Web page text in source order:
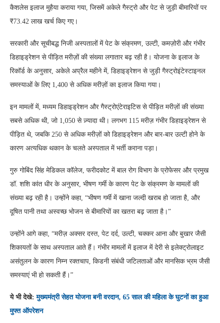
कैशलेस इलाज मुहैया कराया गया, जिसमें अकेले गैस्ट्रो और पेट से जुड़ी बीमारियों पर
₹73.42 लाख खर्च किए गए।
सरकारी और सूचीबद्ध निजी अस्पतालों में पेट के संक्रमण, उल्टी, कमज़ोरी और गंभीर
डिहाइड्रेशन से पीड़ित मरीज़ों की संख्या लगातार बढ़ रही है। योजना के इलाज के
रिकॉर्ड के अनुसार, अकेले अप्रैल महीने में, डिहाइड्रेशन से जुड़ी गैस्ट्रोइंटेस्टाइनल
समस्याओं के लिए 1,400 से अधिक मरीज़ों का इलाज किया गया।
इन मामलों में, मध्यम डिहाइड्रेशन और गैस्ट्रोएंटेराइटिस से पीड़ित मरीज़ों की संख्या
सबसे अधिक थी, जो 1,050 से ज़्यादा थी। लगभग 115 मरीज़ गंभीर डिहाइड्रेशन से
पीड़ित थे, जबकि 250 से अधिक मरीज़ों को डिहाइड्रेशन और बार-बार उल्टी होने के
कारण अत्यधिक थकान के चलते अस्पताल में भर्ती कराना पड़ा।
गुरु गोबिंद सिंह मेडिकल कॉलेज, फरीदकोट में बाल रोग विभाग के प्रोफेसर और प्रमुख
डॉ. शशि कांत धीर के अनुसार, भीषण गर्मी के कारण पेट के संक्रमण के मामलों की
संख्या बढ़ रही है। उन्होंने कहा, “भीषण गर्मी में खाना जल्दी खराब हो जाता है, और
दूषित पानी तथा अस्वच्छ भोजन से बीमारियों का खतरा बढ़ जाता है।”
उन्होंने आगे कहा, “मरीज़ अक्सर दस्त, पेट दर्द, उल्टी, चक्कर आना और बुखार जैसी
शिकायतों के साथ अस्पताल आते हैं। गंभीर मामलों में इलाज में देरी से इलेक्ट्रोलाइट
असंतुलन के कारण निम्न रक्तचाप, किडनी संबंधी जटिलताओं और मानसिक भ्रम जैसी
समस्याएं भी हो सकती हैं।”
ये भी देखे:मुख्यमंत्री सेहत योजना बनी वरदान, 65 साल की महिला के घुटनों का हुआ
मुफ्त ऑपरेशन